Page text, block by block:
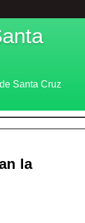
Santa Cruz
la